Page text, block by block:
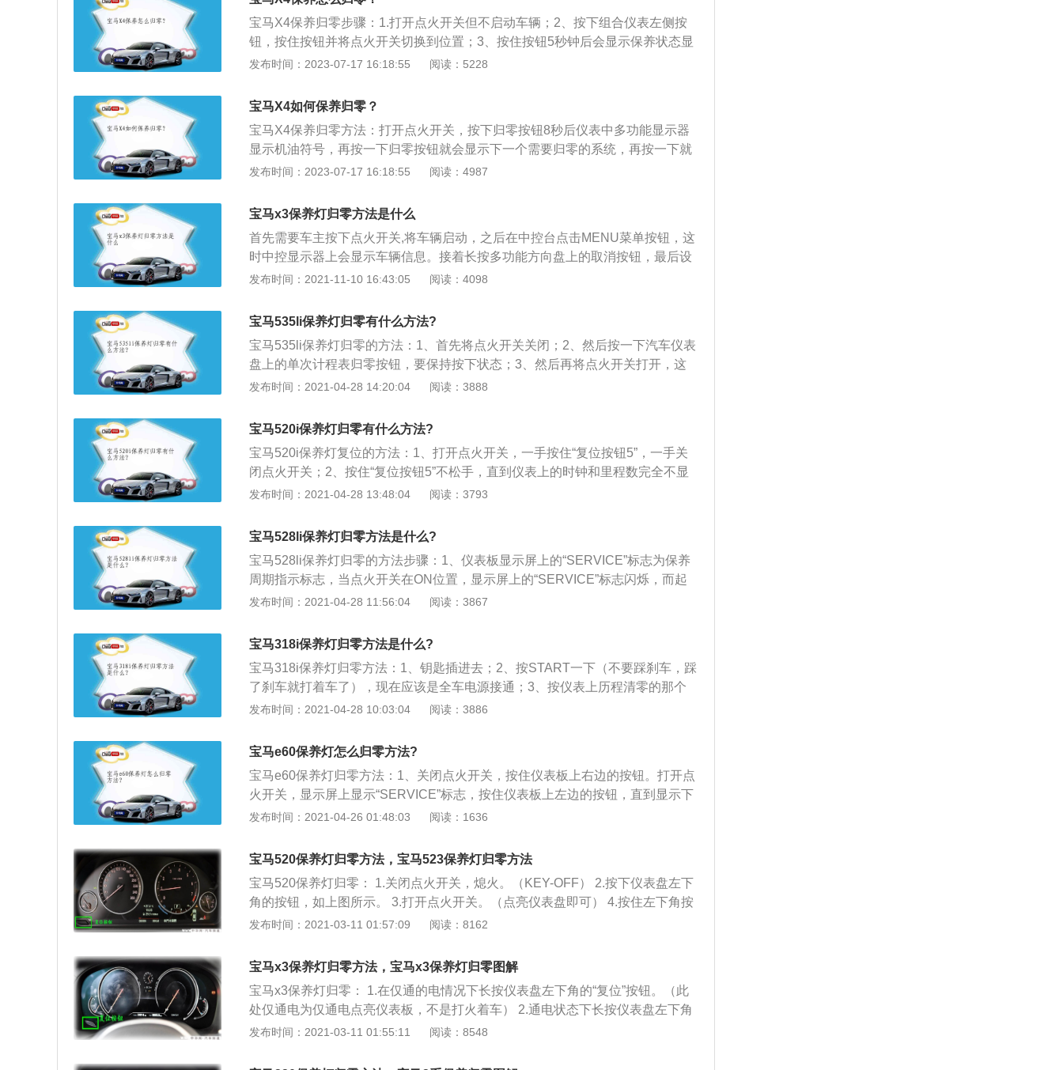
分别为184匹、245匹，3.0T版本的最大马力为306匹。
宝马X4保养归零步骤：1.打开点火开关但不启动车辆；2、按下组合仪表左侧按
钮，按住按钮并将点火开关切换到位置；3、按住按钮5秒钟后会显示保养状态显
示的内容，包括保养周期，显示换油保养、保养检查和剩余里程；4、按住按钮5
可对里程保养进行复位。宝马X4是一款中型SUV，车身结构为5门5座跨界车，车
型尺寸为4763mm、1926mm、1632mm，轴距为2864mm，悬架系统采用了双球
节弹簧减震支柱前桥和五连杆后悬架组合。
发布时间：2023-07-17 16:18:55 阅读：5228
宝马X4如何保养归零？
宝马X4保养归零方法：打开点火开关，按下归零按钮8秒后仪表中多功能显示器
显示机油符号，再按一下归零按钮就会显示下一个需要归零的系统，再按一下就
会再显示下一个需要归零的系统，每按一下就显示一个系统。宝马X4是介于X3与
前脸上，尾部造型与新3系保持了高相似度，侧身与X6极为相似。宝马X4先期推
出2.0T与3.0T两个排量，其中2.0T最大马力为184匹，3.0T版本的最大马力为306
匹。
发布时间：2023-07-17 16:18:55 阅读：4987
宝马x3保养灯归零方法是什么
首先需要车主按下点火开关,将车辆启动，之后在中控台点击MENU菜单按钮，这
时中控显示器上会显示车辆信息。接着长按多功能方向盘上的取消按钮，最后设
置车辆保养信息,就可以看到中控保养提示灯归零了。如果自己不会汽车归零的
用是比较的重要，一般是用来记录一些至关重要配件的使用程度，间接起到提醒
车主需要对汽车进行相关的配件保养了。如果在驾驶过程中，遇到仪表盘保养提
示灯亮起，不用惊慌，别影响驾驶。
发布时间：2021-11-10 16:43:05 阅读：4098
宝马535li保养灯归零有什么方法?
宝马535li保养灯归零的方法：1、首先将点火开关关闭；2、然后按一下汽车仪表
盘上的单次计程表归零按钮，要保持按下状态；3、然后再将点火开关打开，这
里要注意第2步的按钮操作仍要保持按住的状态；4、最后里程表就会开始倒计
发布时间：2021-04-28 14:20:04 阅读：3888
宝马520i保养灯归零有什么方法?
宝马520i保养灯复位的方法：1、打开点火开关，一手按住“复位按钮5”，一手关
闭点火开关；2、按住“复位按钮5”不松手，直到仪表上的时钟和里程数完全不显
示时（仪表上应无任何显示，黑屏），松开按钮；3、一手再次按住“复位按钮
松开，等待保养提示不闪烁后，松开按钮；4、重新打开点火开关或启动车辆，
检查是否清除成功。
发布时间：2021-04-28 13:48:04 阅读：3793
宝马528li保养灯归零方法是什么?
宝马528li保养灯归零的方法步骤：1、仪表板显示屏上的“SERVICE”标志为保养
周期指示标志，当点火开关在ON位置，显示屏上的“SERVICE”标志闪烁，而起
动发动机后标志消失，表明该车应进行保养。保养后应进行保养灯归零；2、在
将点火开关置于ON位置，放开短程距离计数器复位按钮，显示屏出现“SERVIC
E”标志；4、拉出时钟上的分钟按钮，向右转动分钟按钮，显示屏上出现里程显
示。，将发动机熄火，提醒信息复位；5、将点火开关置于ON位置，“SERVIC
E”标志消失。
发布时间：2021-04-28 11:56:04 阅读：3867
宝马318i保养灯归零方法是什么?
宝马318i保养灯归零方法：1、钥匙插进去；2、按START一下（不要踩刹车，踩
了刹车就打着车了），现在应该是全车电源接通；3、按仪表上历程清零的那个
小扭按住不要动等里面出来保养的那个符号了之后；4、按一下松开一下等切换
OK就复位了。
发布时间：2021-04-28 10:03:04 阅读：3886
宝马e60保养灯怎么归零方法?
宝马e60保养灯归零方法：1、关闭点火开关，按住仪表板上右边的按钮。打开点
火开关，显示屏上显示“SERVICE”标志，按住仪表板上左边的按钮，直到显示下
一次维护里程后再松开；2、关闭点火开关，按下组合仪表上的日行驶里程表复
在秒内向左转动组合仪表上钟的调节按钮，直到“service？？？？km”或“servic
e”复位，显示屏上出现：“servicein15000km”（15000km保养），关闭点火开
关。
发布时间：2021-04-26 01:48:03 阅读：1636
宝马520保养灯归零方法，宝马523保养灯归零方法
宝马520保养灯归零： 1.关闭点火开关，熄火。（KEY-OFF） 2.按下仪表盘左下
角的按钮，如上图所示。 3.打开点火开关。（点亮仪表盘即可） 4.按住左下角按
钮持续5秒，知道出现“OILSERVICE”或“INSPECTION”与“RESET”字样。 5.松开
按钮。 7.新的保养间隔显示。 8.再次按压按钮，出现“ENDSIA”字样。 9.复位完
成。 整体造型具有宝马标志性设计因素，车身修长大气、硬朗动感、线条流畅，
网友评价“外观和新7系类似的前脸，很像7系，车身修长，尾部排气筒535是双侧
双管。内饰方面，整体较为沉稳；精细的做工以及丰富的配置受到了网友的好
评，接缝处做工均匀严实；空调效果不错，音响一般，方向盘手感不错，显示器
发布时间：2021-03-11 01:57:09 阅读：8162
宝马x3保养灯归零方法，宝马x3保养灯归零图解
宝马x3保养灯归零： 1.在仅通的电情况下长按仪表盘左下角的“复位”按钮。（此
处仅通电为仅通电点亮仪表板，不是打火着车） 2.通电状态下长按仪表盘左下角
的“复位”按键，直到仪表盘中间出现出现相关的保养信息。 3.单次按压“复位”按钮
弹框询问是否重置。 5.继续长按“复位”按钮，直到再次出现一个弹框显示正在重
发布时间：2021-03-11 01:55:11 阅读：8548